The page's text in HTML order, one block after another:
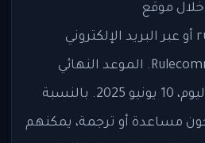
خلال موقع
rules.cityofnewyork.us أو عبر البريد الإلكتروني
Rulecomments@dcwp.nyc.gov. الموعد النهائي
لتقديم التعليقات هو اليوم، 10 يونيو 2025. بالنسبة
مساعدة أو ترجمة، يمكنهم